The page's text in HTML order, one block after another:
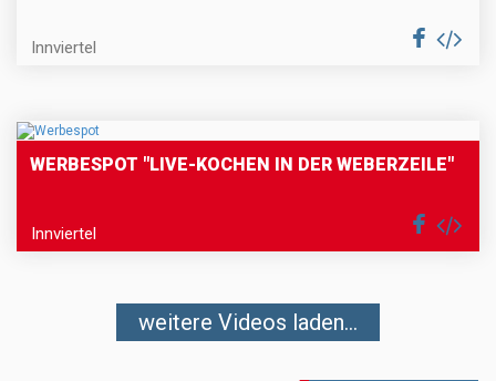
Innviertel
WERBESPOT "LIVE-KOCHEN IN DER WEBERZEILE"
Innviertel
weitere Videos laden...